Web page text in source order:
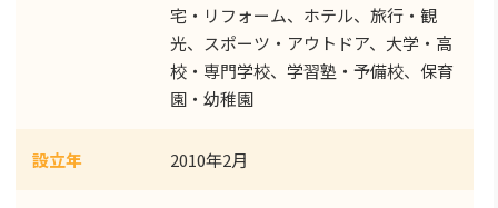
宅・リフォーム、ホテル、旅行・観
光、スポーツ・アウトドア、大学・高
校・専門学校、学習塾・予備校、保育
園・幼稚園
設立年 2010年2月